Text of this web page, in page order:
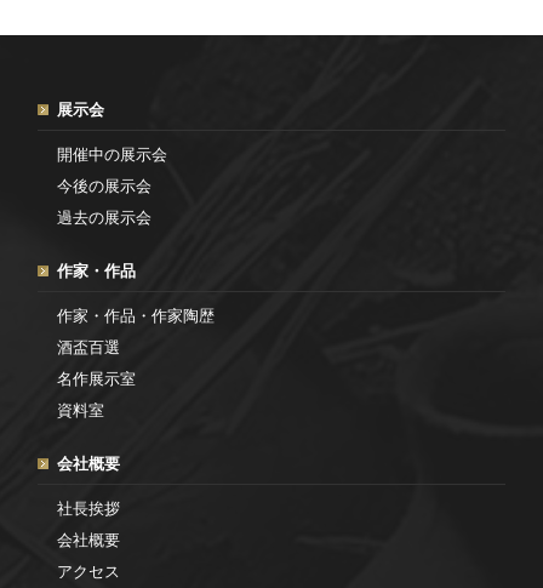
展示会
開催中の展示会
今後の展示会
過去の展示会
作家・作品
作家・作品・作家陶歴
酒盃百選
名作展示室
資料室
会社概要
社長挨拶
会社概要
アクセス